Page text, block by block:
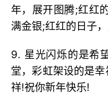
年，展开图腾;红红
满金银;红红的日子
9. 星光闪烁的是希
堂，彩虹架设的是
祥!祝你新年快乐!